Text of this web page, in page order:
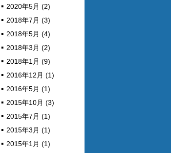
2020年5月 (2)
2018年7月 (3)
2018年5月 (4)
2018年3月 (2)
2018年1月 (9)
2016年12月 (1)
2016年5月 (1)
2015年10月 (3)
2015年7月 (1)
2015年3月 (1)
2015年1月 (1)